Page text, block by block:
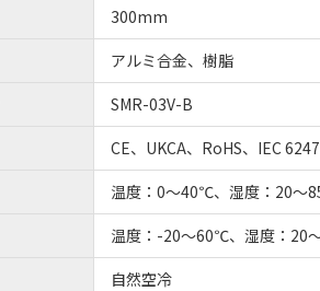
300mm
アルミ合金、樹脂
SMR-03V-B
CE、UKCA、RoHS、IEC
温度：0～40℃、湿度：20～
温度：-20～60℃、湿度：20
自然空冷